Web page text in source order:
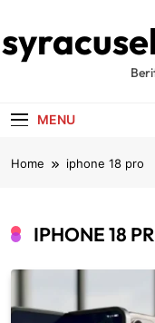
to
content
MENU
Home iphone 18 pro
IPHONE 18